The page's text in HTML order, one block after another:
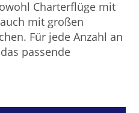
Charterflüge mit
mit großen
Für jede Anzahl an
passende